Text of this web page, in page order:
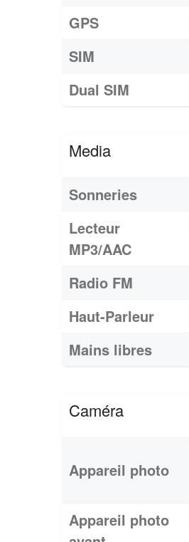
GPS
SIM
Dual SIM
Media
Sonneries
Lecteur
MP3/AAC
Radio FM
Haut-Parleur
Mains libres
Caméra
Appareil photo
Appareil photo